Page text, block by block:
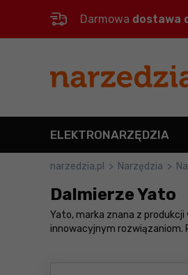
Menu główne
Filtry
Produkty
Stopka
Mapa strony
Darmowa dostawa
ELEKTRONARZĘDZIA
narzedzia.pl > Narzędzia >
Dalmierze Yato
Yato, marka znana z
innowacyjnym rozwiązaniom.